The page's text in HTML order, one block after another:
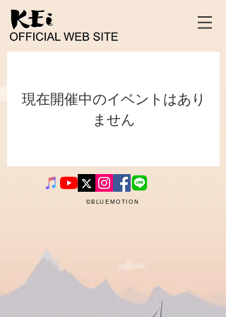
現在開催中のイベントはあり
ません
©BLUEMOTION